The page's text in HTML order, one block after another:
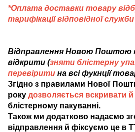
*Оплата доставки товару
тарифікації відповідної
Відправлення Новою Поштою
відкрити (зняти блістерну
перевірити на всі фукнції
Згідно з правилами Нової
року дозволяється вскривати
блістерному пакуванні.
Також ми додатково надаємо
відправлення й фіксуємо це в